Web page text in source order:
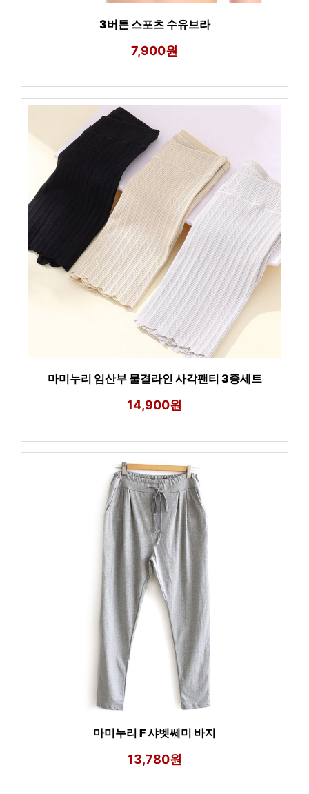
3버튼 스포츠 수유브라
7,900원
마미누리 임산부 물결라인 사각팬티 3종세트
14,900원
마미누리 F 샤벳쎄미 바지
13,780원